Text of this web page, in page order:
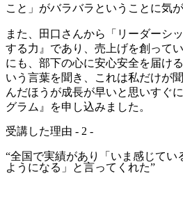
こと」がバラバラということに気
また、田口さんから「リーダーシ
する力』であり、売上げを創って
にも、部下の心に安心安全を届け
いう言葉を聞き、これは私だけが
んだほうが成長が早いと思いすぐ
グラム』を申し込みました。
受講した理由 - 2 -
“全国で実績があり「いま感じてい
ようになる」と言ってくれた”